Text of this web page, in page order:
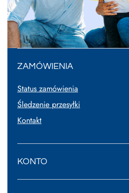
ZAMÓWIENIA
Status zamówienia
Śledzenie przesyłki
Kontakt
KONTO